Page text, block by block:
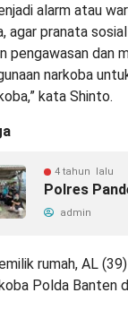
alarm atau
agar pranata
pengawasan dan
narkoba
kata Shinto.
4 tahun lalu
Polres
admin
rumah, AL
Polda Banten